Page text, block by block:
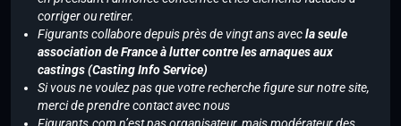
corriger ou retirer.
Figurants collabore depuis près de vingt ans avecla seule
association de France à lutter contre les arnaques aux
castings (Casting Info Service)
Si vous ne voulez pas que votre recherche figure sur notre site,
merci de prendre contact avec nous